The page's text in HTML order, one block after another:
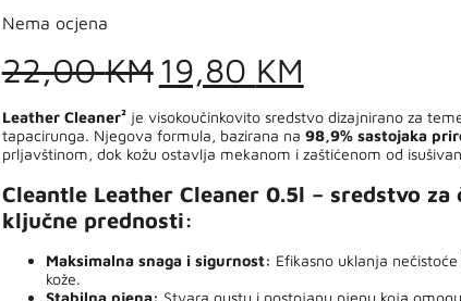
Nema ocjena
22,00KM Original
price
was:
22,00 KM.
19,80 KM
price
is:
19,80 KM.
Leather Cleaner²je visokoučinkovito sredstvo dizajnirano za
tapacirunga. Njegova formula, bazirana na 98,9% sastojaka
prljavštinom, dok kožu ostavlja mekanom i zaštićenom od
Cleantle Leather Cleaner 0.5l – sredstvo za
ključne prednosti:
Maksimalna snaga i sigurnost: Efikasno uklanja
kože.